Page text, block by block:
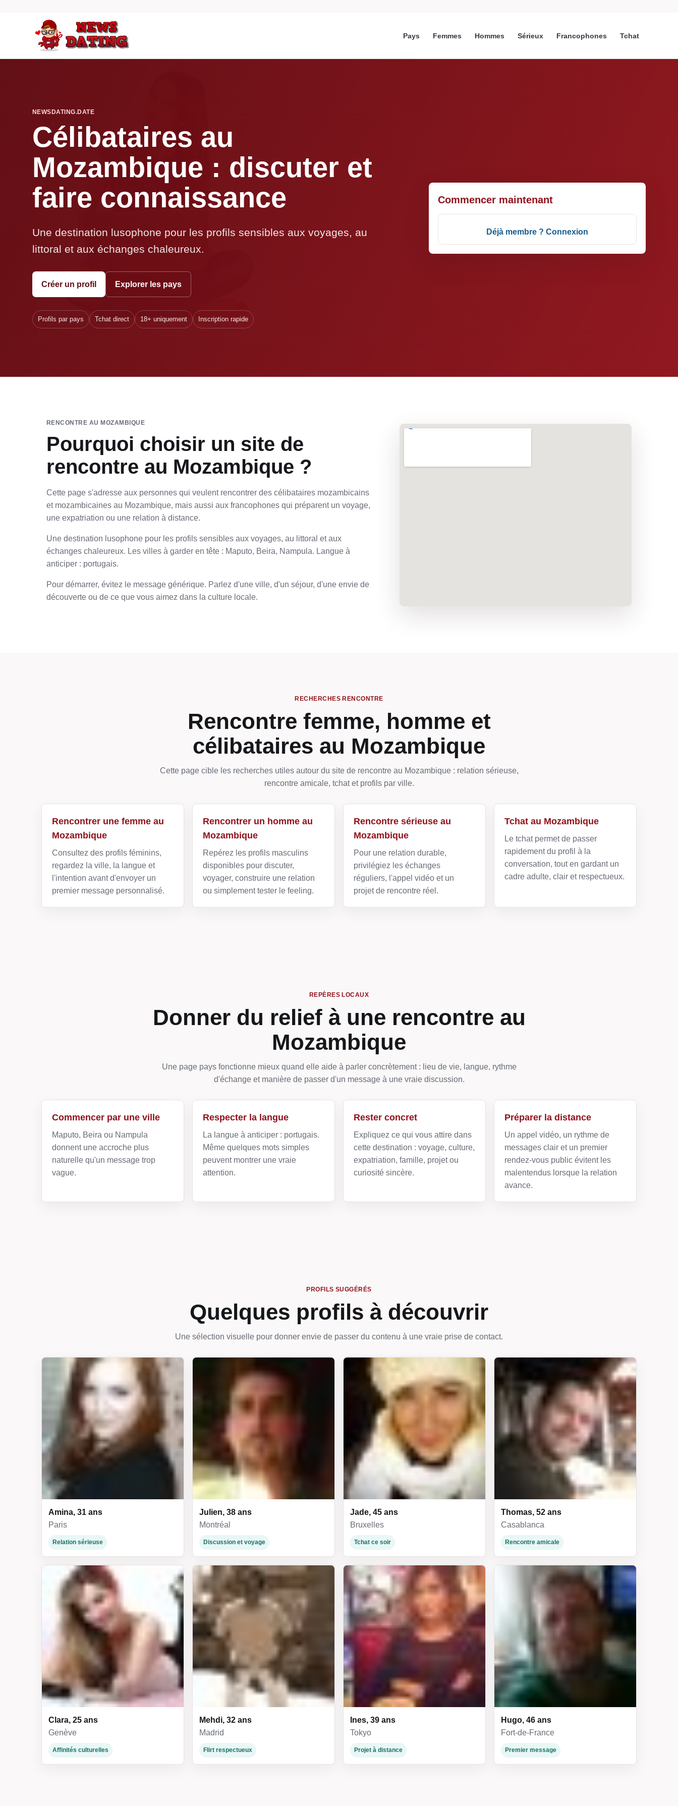
Pays Femmes Hommes Sérieux Francophones Tchat
NEWSDATING.DATE
Célibataires au
Mozambique : discuter et
faire connaissance
Une destination lusophone pour les profils sensibles aux voyages, au
littoral et aux échanges chaleureux.
Créer un profil Explorer les pays
Profils par pays Tchat direct 18+ uniquement Inscription rapide
Commencer maintenant
Déjà membre ? Connexion
RENCONTRE AU MOZAMBIQUE
Pourquoi choisir un site de
rencontre au Mozambique ?
Cette page s'adresse aux personnes qui veulent rencontrer des célibataires mozambicains
et mozambicaines au Mozambique, mais aussi aux francophones qui préparent un voyage,
une expatriation ou une relation à distance.
Une destination lusophone pour les profils sensibles aux voyages, au littoral et aux
échanges chaleureux. Les villes à garder en tête : Maputo, Beira, Nampula. Langue à
anticiper : portugais.
Pour démarrer, évitez le message générique. Parlez d'une ville, d'un séjour, d'une envie de
découverte ou de ce que vous aimez dans la culture locale.
RECHERCHES RENCONTRE
Rencontre femme, homme et
célibataires au Mozambique
Cette page cible les recherches utiles autour du site de rencontre au Mozambique : relation sérieuse,
rencontre amicale, tchat et profils par ville.
Rencontrer une femme au
Mozambique
Consultez des profils féminins,
regardez la ville, la langue et
l'intention avant d'envoyer un
premier message personnalisé.
Rencontrer un homme au
Mozambique
Repérez les profils masculins
disponibles pour discuter,
voyager, construire une relation
ou simplement tester le feeling.
Rencontre sérieuse au
Mozambique
Pour une relation durable,
privilégiez les échanges
réguliers, l'appel vidéo et un
projet de rencontre réel.
Tchat au Mozambique
Le tchat permet de passer
rapidement du profil à la
conversation, tout en gardant un
cadre adulte, clair et respectueux.
REPÈRES LOCAUX
Donner du relief à une rencontre au
Mozambique
Une page pays fonctionne mieux quand elle aide à parler concrètement : lieu de vie, langue, rythme
d'échange et manière de passer d'un message à une vraie discussion.
Commencer par une ville
Maputo, Beira ou Nampula
donnent une accroche plus
naturelle qu'un message trop
vague.
Respecter la langue
La langue à anticiper : portugais.
Même quelques mots simples
peuvent montrer une vraie
attention.
Rester concret
Expliquez ce qui vous attire dans
cette destination : voyage, culture,
expatriation, famille, projet ou
curiosité sincère.
Préparer la distance
Un appel vidéo, un rythme de
messages clair et un premier
rendez-vous public évitent les
malentendus lorsque la relation
avance.
PROFILS SUGGÉRÉS
Quelques profils à découvrir
Une sélection visuelle pour donner envie de passer du contenu à une vraie prise de contact.
Amina, 31 ans
Paris
Relation sérieuse
Julien, 38 ans
Montréal
Discussion et voyage
Jade, 45 ans
Bruxelles
Tchat ce soir
Thomas, 52 ans
Casablanca
Rencontre amicale
Clara, 25 ans
Genève
Affinités culturelles
Mehdi, 32 ans
Madrid
Flirt respectueux
Ines, 39 ans
Tokyo
Projet à distance
Hugo, 46 ans
Fort-de-France
Premier message